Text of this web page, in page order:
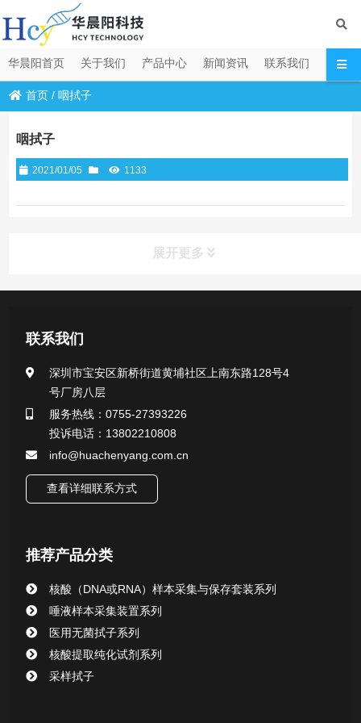
华晨阳首页 关于我们 产品中心 新闻资讯 联系我们
首页 /咽拭子
咽拭子
2021/01/05 1133
展开更多
一次性使用采样器系列
微生物样本保存液（通用运输传媒介质）系列
核酸（DNA&RNA）样本采集与保存套装系列
核酸提取或纯化试剂
清洁验证棉签系列
动物检测试剂
联系我们
深圳市宝安区新桥街道黄埔社区上南东路128号4
号厂房八层
服务热线：0755-27393226
投诉电话：13802210808
info@huachenyang.com.cn
查看详细联系方式
推荐产品分类
核酸（DNA或RNA）样本采集与保存套装系列
唾液样本采集装置系列
医用无菌拭子系列
核酸提取纯化试剂系列
采样拭子